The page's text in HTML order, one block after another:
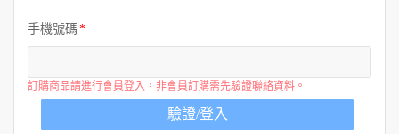
手機號碼
訂購商品請進行會員登入，非會員訂購需先驗證聯絡資料。
驗證/登入